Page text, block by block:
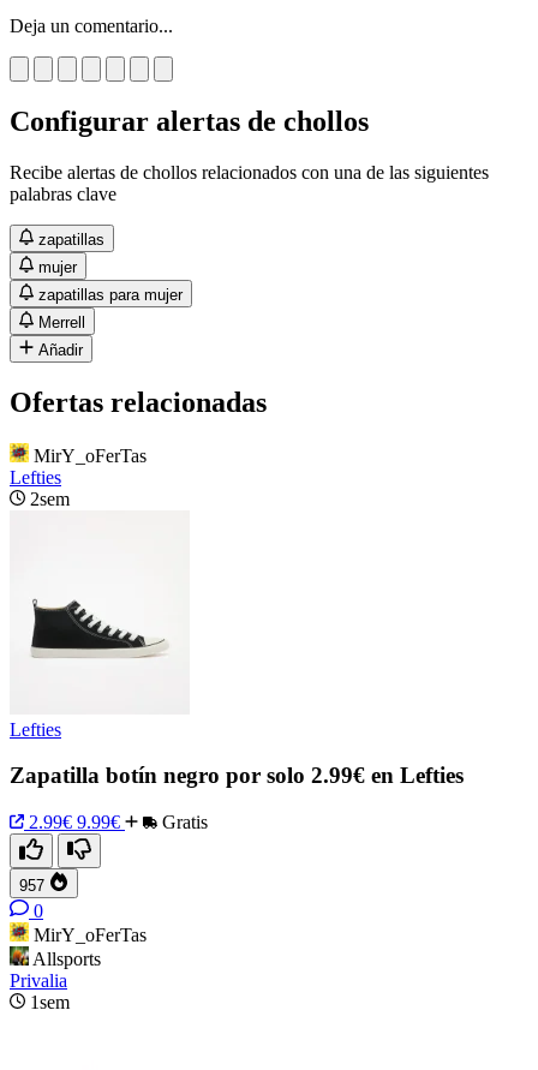
Deja un comentario...
Configurar alertas de chollos
Recibe alertas de chollos relacionados con una de las siguientes
palabras clave
zapatillas
mujer
zapatillas para mujer
Merrell
Añadir
Ofertas relacionadas
MirY_oFerTas
Lefties
2sem
Lefties
Zapatilla botín negro por solo 2.99€ en Lefties
2.99€ 9.99€ Gratis
957
0
MirY_oFerTas
Allsports
Privalia
1sem